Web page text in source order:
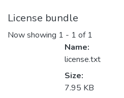
License bundle
Now showing 1 - 1 of 1
Name:
license.txt
Size:
7.95 KB